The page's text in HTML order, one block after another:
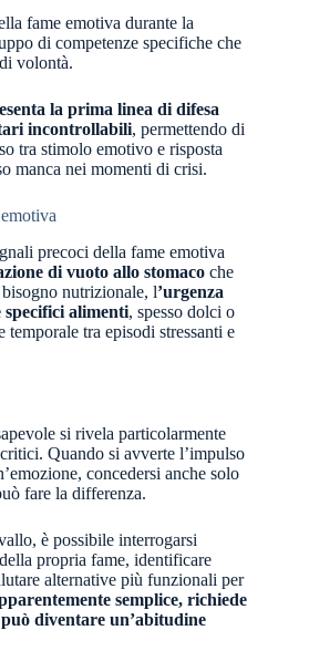
fame emotiva durante la
di competenze specifiche che
volontà.
la prima linea di difesa
incontrollabili, permettendo di
tra stimolo emotivo e risposta
manca nei momenti di crisi.
precoci della fame emotiva
di vuoto allo stomaco che
nutrizionale, l’urgenza
alimenti, spesso dolci o
temporale tra episodi stressanti e
si rivela particolarmente
Quando si avverte l’impulso
concedersi anche solo
fare la differenza.
è possibile interrogarsi
propria fame, identificare
alternative più funzionali per
semplice, richiede
diventare un’abitudine